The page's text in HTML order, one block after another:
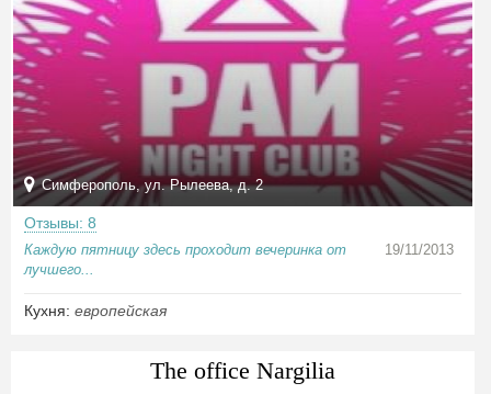
Симферополь, ул. Рылеева, д. 2
Отзывы: 8
Каждую пятницу здесь проходит вечеринка от
лучшего...
19/11/2013
Кухня: европейская
The office Nargilia